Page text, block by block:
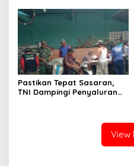
Bangun Madura
Pastikan Tepat Sasaran,
TNI Dampingi Penyaluran
View